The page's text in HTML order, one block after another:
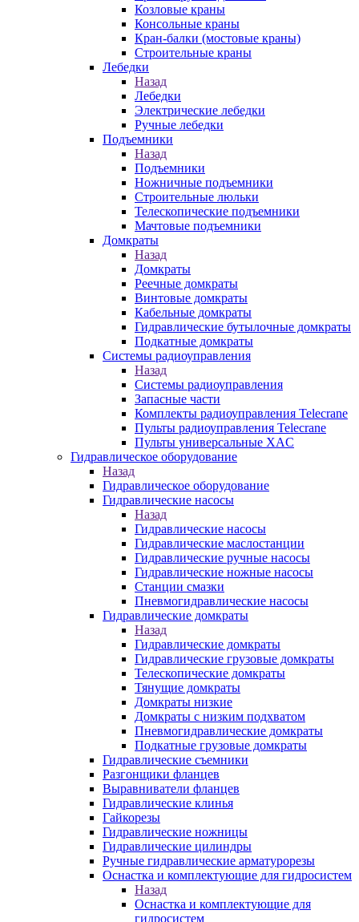
Козловые краны
Консольные краны
Кран-балки (мостовые краны)
Строительные краны
Лебедки
Назад
Лебедки
Электрические лебедки
Ручные лебедки
Подъемники
Назад
Подъемники
Ножничные подъемники
Строительные люльки
Телескопические подъемники
Мачтовые подъемники
Домкраты
Назад
Домкраты
Реечные домкраты
Винтовые домкраты
Кабельные домкраты
Гидравлические бутылочные домкраты
Подкатные домкраты
Системы радиоуправления
Назад
Системы радиоуправления
Запасные части
Комплекты радиоуправления Telecrane
Пульты радиоуправления Telecrane
Пульты универсальные XAC
Гидравлическое оборудование
Назад
Гидравлическое оборудование
Гидравлические насосы
Назад
Гидравлические насосы
Гидравлические маслостанции
Гидравлические ручные насосы
Гидравлические ножные насосы
Станции смазки
Пневмогидравлические насосы
Гидравлические домкраты
Назад
Гидравлические домкраты
Гидравлические грузовые домкраты
Телескопические домкраты
Тянущие домкраты
Домкраты низкие
Домкраты с низким подхватом
Пневмогидравлические домкраты
Подкатные грузовые домкраты
Гидравлические съемники
Разгонщики фланцев
Выравниватели фланцев
Гидравлические клинья
Гайкорезы
Гидравлические ножницы
Гидравлические цилиндры
Ручные гидравлические арматурорезы
Оснастка и комплектующие для гидросистем
Назад
Оснастка и комплектующие для
гидросистем